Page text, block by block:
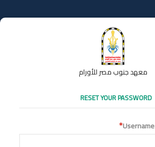
معهد جنوب مصر للأورام
RESET YOUR PASSWORD